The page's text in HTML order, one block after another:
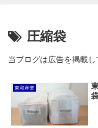
圧縮袋
当ブログは広告を掲載
東和産業